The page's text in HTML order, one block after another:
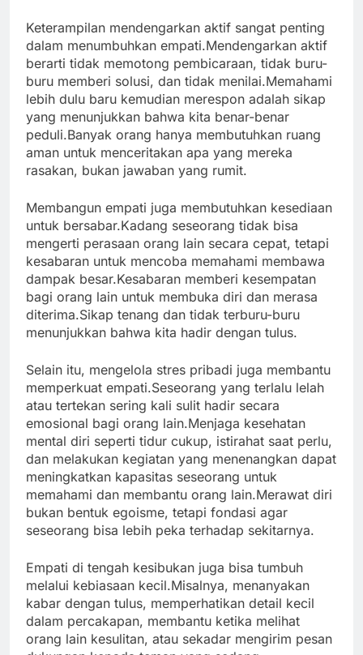
Keterampilan mendengarkan aktif sangat penting
dalam menumbuhkan empati.Mendengarkan aktif
berarti tidak memotong pembicaraan, tidak buru-
buru memberi solusi, dan tidak menilai.Memahami
lebih dulu baru kemudian merespon adalah sikap
yang menunjukkan bahwa kita benar-benar
peduli.Banyak orang hanya membutuhkan ruang
aman untuk menceritakan apa yang mereka
rasakan, bukan jawaban yang rumit.
Membangun empati juga membutuhkan kesediaan
untuk bersabar.Kadang seseorang tidak bisa
mengerti perasaan orang lain secara cepat, tetapi
kesabaran untuk mencoba memahami membawa
dampak besar.Kesabaran memberi kesempatan
bagi orang lain untuk membuka diri dan merasa
diterima.Sikap tenang dan tidak terburu-buru
menunjukkan bahwa kita hadir dengan tulus.
Selain itu, mengelola stres pribadi juga membantu
memperkuat empati.Seseorang yang terlalu lelah
atau tertekan sering kali sulit hadir secara
emosional bagi orang lain.Menjaga kesehatan
mental diri seperti tidur cukup, istirahat saat perlu,
dan melakukan kegiatan yang menenangkan dapat
meningkatkan kapasitas seseorang untuk
memahami dan membantu orang lain.Merawat diri
bukan bentuk egoisme, tetapi fondasi agar
seseorang bisa lebih peka terhadap sekitarnya.
Empati di tengah kesibukan juga bisa tumbuh
melalui kebiasaan kecil.Misalnya, menanyakan
kabar dengan tulus, memperhatikan detail kecil
dalam percakapan, membantu ketika melihat
orang lain kesulitan, atau sekadar mengirim pesan